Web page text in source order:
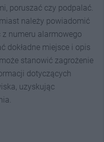
poruszać czy podpalać.
należy powiadomić
z numeru alarmowego
dokładne miejsce i opis
stanowić zagrożenie
dotyczących
uzyskując